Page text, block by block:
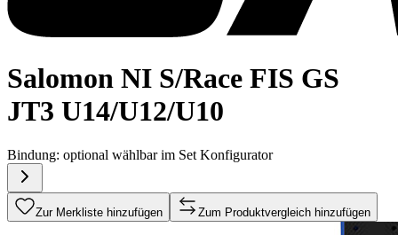
Salomon NI S/Race FIS GS
JT3 U14/U12/U10
Bindung: optional wählbar im Set Konfigurator
Zur Merkliste hinzufügen Zum Produktvergleich hinzufügen